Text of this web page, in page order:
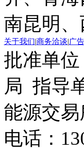
南昆明、
关于我们|商务洽谈|广
批准单
局 指导
能源交易
电话：